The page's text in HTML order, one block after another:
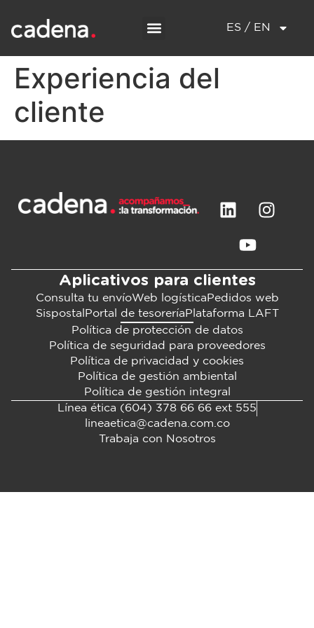
ES / EN
Experiencia del
cliente
Aplicativos para clientes
Consulta tu envíoWeb logística Pedidos web
Sispostal Portal de tesorería Plataforma LAFT
Política de protección de datos
Política de seguridad para proveedores
Política de privacidad y cookies
Política de gestión ambiental
Política de gestión integral
Línea ética (604) 378 66 66 ext 555
lineaetica@cadena.com.co
Trabaja con Nosotros